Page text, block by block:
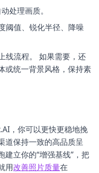
处理画质。
阈值、锐化半径、降噪
线流程。 如果需要，还
或统一背景风格，保持素
，你可以更快更稳地挽
道保持一致的高品质呈
立你的“增强基线”，把
用改善照片质量在